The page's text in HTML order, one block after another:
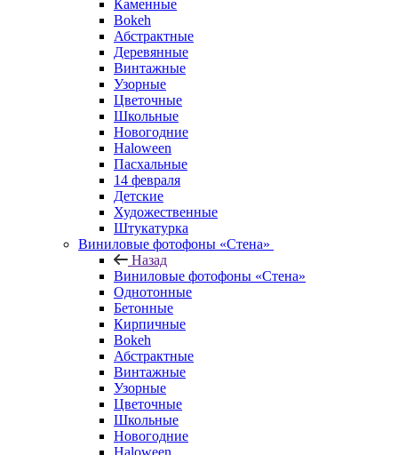
Каменные
Bokeh
Абстрактные
Деревянные
Винтажные
Узорные
Цветочные
Школьные
Новогодние
Haloween
Пасхальные
14 февраля
Детские
Художественные
Штукатурка
Виниловые фотофоны «Стена»
Назад
Виниловые фотофоны «Стена»
Однотонные
Бетонные
Кирпичные
Bokeh
Абстрактные
Винтажные
Узорные
Цветочные
Школьные
Новогодние
Haloween